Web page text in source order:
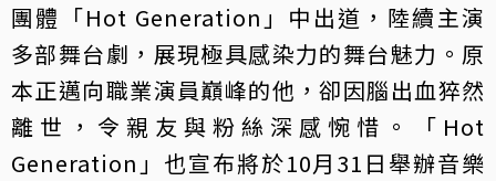
團體「Hot Generation」中出道，陸續主演
多部舞台劇，展現極具感染力的舞台魅力。原
本正邁向職業演員巔峰的他，卻因腦出血猝然
離世，令親友與粉絲深感惋惜。「Hot
Generation」也宣布將於10月31日舉辦音樂